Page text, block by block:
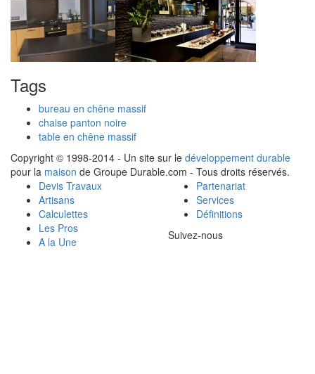
Tags
bureau en chêne massif
chaise panton noire
table en chêne massif
Copyright © 1998-2014 - Un site sur le développement durable
pour la maison de Groupe Durable.com - Tous droits réservés.
Devis Travaux
Artisans
Calculettes
Les Pros
A la Une
Partenariat
Services
Définitions
Suivez-nous